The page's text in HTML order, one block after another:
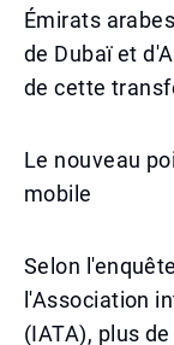
Émirats
de Dubaï et
de cette
Le nouveau
mobile
Selon
l'Association
(IATA), plus